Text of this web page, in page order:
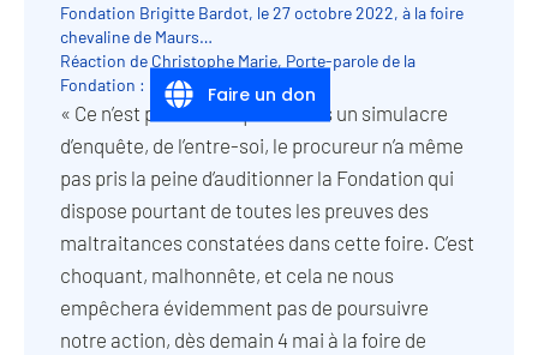
Fondation Brigitte Bardot, le 27 octobre 2022, à la foire
chevaline de Maurs…
Réaction de Christophe Marie, Porte-parole de la
Fondation :
« Ce n’est pas une enquête mais un simulacre
d’enquête, de l’entre-soi, le procureur n’a même
pas pris la peine d’auditionner la Fondation qui
dispose pourtant de toutes les preuves des
maltraitances constatées dans cette foire. C’est
choquant, malhonnête, et cela ne nous
empêchera évidemment pas de poursuivre
notre action, dès demain 4 mai à la foire de
Faire un don